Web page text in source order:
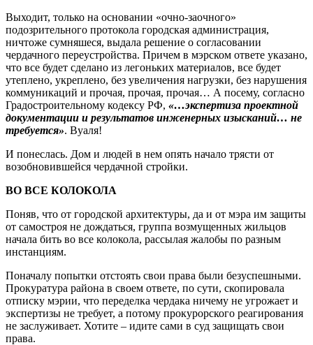
Выходит, только на основании «очно-заочного»
подозрительного протокола городская администрация,
ничтоже сумняшеся, выдала решение о согласовании
чердачного переустройства. Причем в мэрском ответе указано,
что все будет сделано из легоньких материалов, все будет
утеплено, укреплено, без увеличения нагрузки, без нарушения
коммуникаций и прочая, прочая, прочая… А посему, согласно
Градостроительному кодексу РФ, «…экспертиза проектной
документации и результатов инженерных изысканий… не
требуется». Вуаля!
И понеслась. Дом и людей в нем опять начало трясти от
возобновившейся чердачной стройки.
ВО ВСЕ КОЛОКОЛА
Поняв, что от городской архитектуры, да и от мэра им защиты
от самостроя не дождаться, группа возмущенных жильцов
начала бить во все колокола, рассылая жалобы по разным
инстанциям.
Поначалу попытки отстоять свои права были безуспешными.
Прокуратура района в своем ответе, по сути, скопировала
отписку мэрии, что переделка чердака ничему не угрожает и
экспертизы не требует, а потому прокурорского реагирования
не заслуживает. Хотите – идите сами в суд защищать свои
права.